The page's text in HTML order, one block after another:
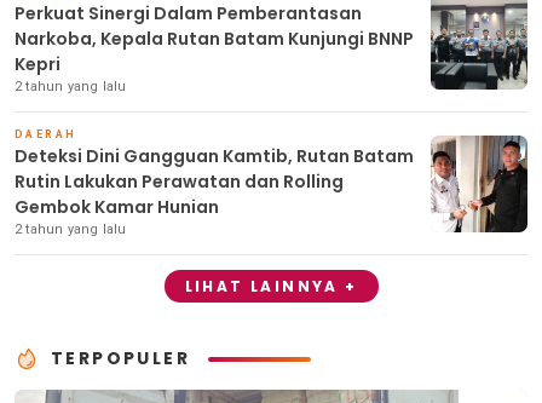
Perkuat Sinergi Dalam Pemberantasan
Narkoba, Kepala Rutan Batam Kunjungi BNNP
Kepri
2 tahun yang lalu
DAERAH
Deteksi Dini Gangguan Kamtib, Rutan Batam
Rutin Lakukan Perawatan dan Rolling
Gembok Kamar Hunian
2 tahun yang lalu
LIHAT LAINNYA +
TERPOPULER